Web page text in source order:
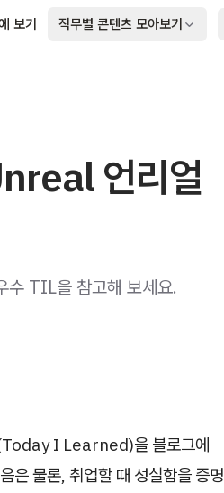
보기 직무별 콘텐츠 모아보기
언리얼
수 TIL을 참고해 보세요.
I Learned)을 블로그에
은 물론, 취업할 때 성실함을 증명